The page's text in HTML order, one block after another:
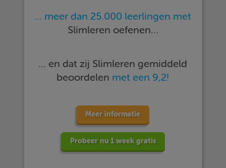
… meer dan 25.000 leerlingen met
Slimleren oefenen…
… en dat zij Slimleren gemiddeld
beoordelen met een 9,2!
Meer informatie
Probeer nu 1 week gratis